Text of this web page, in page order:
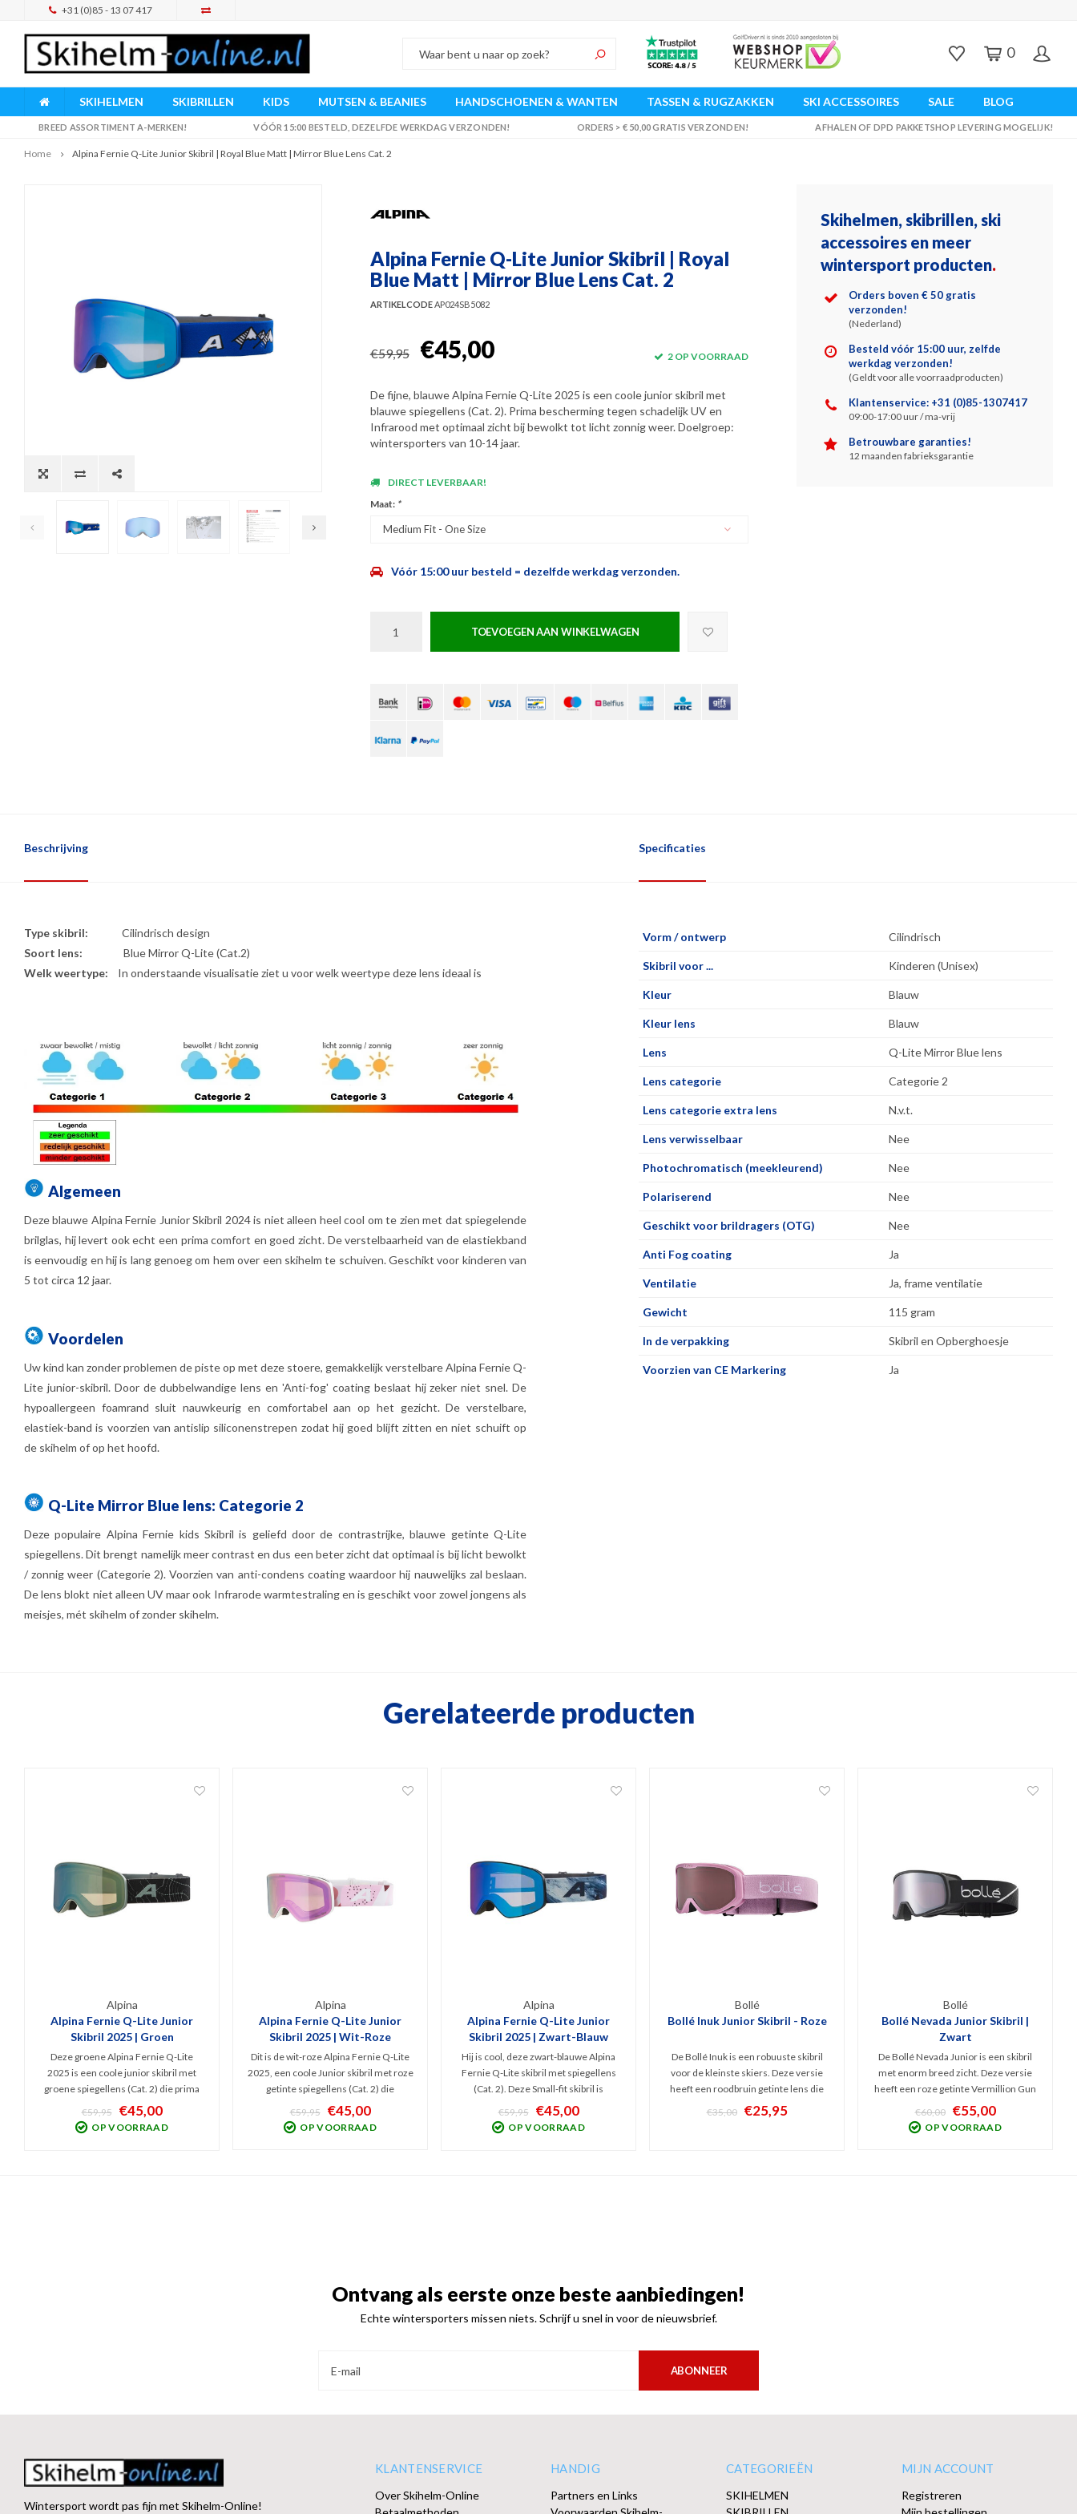
+31 (0)85 - 13 07 417
0
SKIHELMEN SKIBRILLEN KIDS MUTSEN & BEANIES HANDSCHOENEN & WANTEN TASSEN & RUGZAKKEN SKI ACCESSOIRES SALE BLOG
BREED ASSORTIMENT A-MERKEN! VÓÓR 15:00 BESTELD, DEZELFDE WERKDAG VERZONDEN! ORDERS > € 50,00 GRATIS VERZONDEN! AFHALEN OF DPD PAKKETSHOP LEVERING MOGELIJK!
Home Alpina Fernie Q-Lite Junior Skibril | Royal Blue Matt | Mirror Blue Lens Cat. 2
Alpina Fernie Q-Lite Junior Skibril | Royal
Blue Matt | Mirror Blue Lens Cat. 2
ARTIKELCODEAP024SB5082
€59,95 €45,00 2 OP VOORRAAD
De fijne, blauwe Alpina Fernie Q-Lite 2025 is een coole junior skibril met
blauwe spiegellens (Cat. 2). Prima bescherming tegen schadelijk UV en
Infrarood met optimaal zicht bij bewolkt tot licht zonnig weer. Doelgroep:
wintersporters van 10-14 jaar.
DIRECT LEVERBAAR!
Maat: *
Medium Fit - One Size
Vóór 15:00 uur besteld = dezelfde werkdag verzonden.
TOEVOEGEN AAN WINKELWAGEN
Skihelmen, skibrillen, ski
accessoires en meer
wintersport producten.
Orders boven € 50 gratis
verzonden!
(Nederland)
Besteld vóór 15:00 uur, zelfde
werkdag verzonden!
(Geldt voor alle voorraadproducten)
Klantenservice: +31 (0)85-1307417
09:00-17:00 uur / ma-vrij
Betrouwbare garanties!
12 maanden fabrieksgarantie
Beschrijving Specificaties
Type skibril: Cilindrisch design
Soort lens: Blue Mirror Q-Lite (Cat.2)
Welk weertype: In onderstaande visualisatie ziet u voor welk weertype deze lens ideaal is
Algemeen
Deze blauwe Alpina Fernie Junior Skibril 2024 is niet alleen heel cool om te zien met dat spiegelende
brilglas, hij levert ook echt een prima comfort en goed zicht. De verstelbaarheid van de elastiekband
is eenvoudig en hij is lang genoeg om hem over een skihelm te schuiven. Geschikt voor kinderen van
5 tot circa 12 jaar.
Voordelen
Uw kind kan zonder problemen de piste op met deze stoere, gemakkelijk verstelbare Alpina Fernie Q-
Lite junior-skibril. Door de dubbelwandige lens en 'Anti-fog' coating beslaat hij zeker niet snel. De
hypoallergeen foamrand sluit nauwkeurig en comfortabel aan op het gezicht. De verstelbare,
elastiek-band is voorzien van antislip siliconenstrepen zodat hij goed blijft zitten en niet schuift op
de skihelm of op het hoofd.
Q-Lite Mirror Blue lens: Categorie 2
Deze populaire Alpina Fernie kids Skibril is geliefd door de contrastrijke, blauwe getinte Q-Lite
spiegellens. Dit brengt namelijk meer contrast en dus een beter zicht dat optimaal is bij licht bewolkt
/ zonnig weer (Categorie 2). Voorzien van anti-condens coating waardoor hij nauwelijks zal beslaan.
De lens blokt niet alleen UV maar ook Infrarode warmtestraling en is geschikt voor zowel jongens als
meisjes, mét skihelm of zonder skihelm.
Vorm / ontwerp Cilindrisch
Skibril voor ... Kinderen (Unisex)
Kleur Blauw
Kleur lens Blauw
Lens Q-Lite Mirror Blue lens
Lens categorie Categorie 2
Lens categorie extra lens N.v.t.
Lens verwisselbaar Nee
Photochromatisch (meekleurend) Nee
Polariserend Nee
Geschikt voor brildragers (OTG) Nee
Anti Fog coating Ja
Ventilatie Ja, frame ventilatie
Gewicht 115 gram
In de verpakking Skibril en Opberghoesje
Voorzien van CE Markering Ja
Gerelateerde producten
Alpina
Alpina Fernie Q-Lite Junior
Skibril 2025 | Groen
Deze groene Alpina Fernie Q-Lite
2025 is een coole junior skibril met
groene spiegellens (Cat. 2) die prima
bescherming tegen schadelijk UV en
Infrarood en optimaal zicht geeft bij
bewolkt tot licht zonnig weer.
€59,95 €45,00
OP VOORRAAD
Alpina
Alpina Fernie Q-Lite Junior
Skibril 2025 | Wit-Roze
Dit is de wit-roze Alpina Fernie Q-Lite
2025, een coole Junior skibril met roze
getinte spiegellens (Cat. 2) die
beschermt tegen schadelijk UV en
Infrarood en optimaal zicht geeft bij
bewolkt tot licht zonnig weer.
€59,95 €45,00
OP VOORRAAD
Alpina
Alpina Fernie Q-Lite Junior
Skibril 2025 | Zwart-Blauw
Hij is cool, deze zwart-blauwe Alpina
Fernie Q-Lite skibril met spiegellens
(Cat. 2). Deze Small-fit skibril is
geschikt voor kids (10-14 jr.) en biedt
bescherming tegen schadelijk UV en
Infrarood met optimaal zicht bij
€59,95 €45,00
OP VOORRAAD
Bollé
Bollé Inuk Junior Skibril - Roze
De Bollé Inuk is een robuuste skibril
voor de kleinste skiers. Deze versie
heeft een roodbruin getinte lens die
optimaal zicht biedt bij zonnig weer
(Categorie 3). Deze kids snow goggles
€35,00 €25,95
Bollé
Bollé Nevada Junior Skibril |
Zwart
De Bollé Nevada Junior is een skibril
met enorm breed zicht. Deze versie
heeft een roze getinte Vermillion Gun
lens die optimaal zicht biedt bij
wisselvallig weer (Categorie 2). Deze
kids snow goggles heeft fijne
€60,00 €55,00
OP VOORRAAD
Ontvang als eerste onze beste aanbiedingen!
Echte wintersporters missen niets. Schrijf u snel in voor de nieuwsbrief.
ABONNEER
Wintersport wordt pas fijn met Skihelm-Online!
KLANTENSERVICE
Over Skihelm-Online
HANDIG
Partners en Links
CATEGORIEËN
SKIHELMEN
MIJN ACCOUNT
Registreren